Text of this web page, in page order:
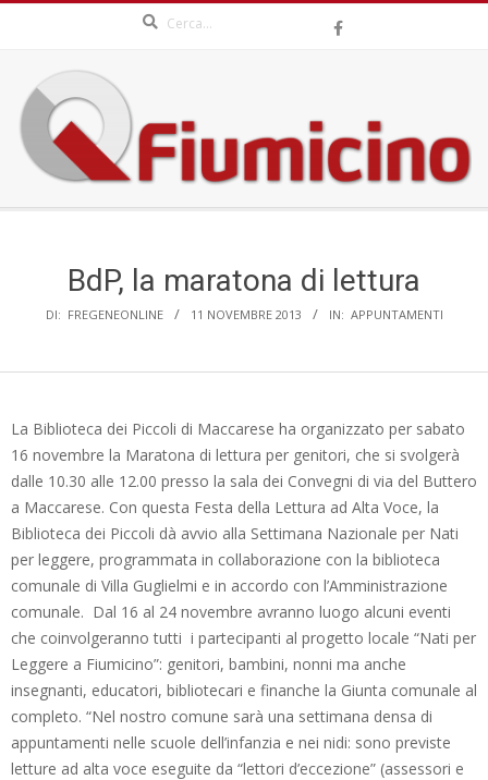
content
QFIUMICINO.COM
BdP, la maratona di lettura
DI: FREGENEONLINE 11 NOVEMBRE 2013 IN: APPUNTAMENTI
La Biblioteca dei Piccoli di Maccarese ha organizzato per sabato
16 novembre la Maratona di lettura per genitori, che si svolgerà
dalle 10.30 alle 12.00 presso la sala dei Convegni di via del Buttero
a Maccarese. Con questa Festa della Lettura ad Alta Voce, la
Biblioteca dei Piccoli dà avvio alla Settimana Nazionale per Nati
per leggere, programmata in collaborazione con la biblioteca
comunale di Villa Guglielmi e in accordo con l’Amministrazione
comunale. Dal 16 al 24 novembre avranno luogo alcuni eventi
che coinvolgeranno tutti i partecipanti al progetto locale “Nati per
Leggere a Fiumicino”: genitori, bambini, nonni ma anche
insegnanti, educatori, bibliotecari e finanche la Giunta comunale al
completo. “Nel nostro comune sarà una settimana densa di
appuntamenti nelle scuole dell’infanzia e nei nidi: sono previste
letture ad alta voce eseguite da “lettori d’eccezione” (assessori e